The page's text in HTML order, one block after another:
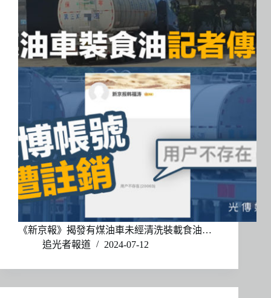
《新京報》揭發有煤油車未經清洗裝載食油…
追光者報道
2024-07-12